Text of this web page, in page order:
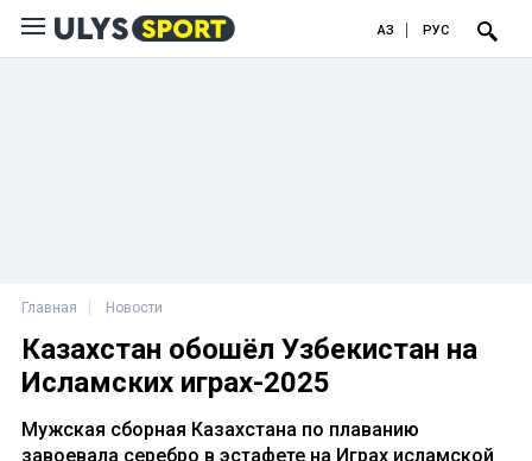
ҚАЗ РУС
Главная Новости
Казахстан обошёл Узбекистан на
Исламских играх-2025
Мужская сборная Казахстана по плаванию
завоевала серебро в эстафете на Играх исламской